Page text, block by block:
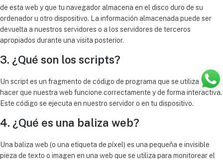
de esta web y que tu navegador almacena en el disco duro de su
ordenador u otro dispositivo. La información almacenada puede ser
devuelta a nuestros servidores o a los servidores de terceros
apropiados durante una visita posterior.
3. ¿Qué son los scripts?
Un script es un fragmento de código de programa que se utiliza para
hacer que nuestra web funcione correctamente y de forma interactiva.
Este código se ejecuta en nuestro servidor o en tu dispositivo.
4. ¿Qué es una baliza web?
Una baliza web (o una etiqueta de píxel) es una pequeña e invisible
pieza de texto o imagen en una web que se utiliza para monitorear el